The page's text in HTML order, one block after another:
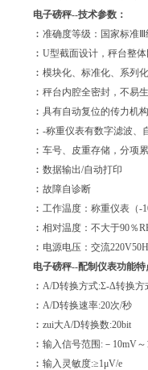
电子磅秤--技术参数：
︰准确度等级：国家标准Ⅲ
︰U型截面设计，秤台整
︰模块化、标准化、系列
︰秤台内腔全密封，不易
︰具有自动复位的传力机构
︰-称重仪表有数字滤波
︰车号、皮重存储，分项
︰数据输出/自动打印
︰故障自诊断
︰工作温度：称重仪表（
︰相对温度：不大于90％
︰电源电压：交流
电子磅秤--配制仪表功能
︰A/D转换方式:Σ-Δ转换方
︰A/D转换速率:20次/秒
︰zui大A/D转换数:20bit
︰输入信号范围:－10mV
︰输入灵敏度:≥1μV/e